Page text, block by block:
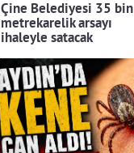
Çine Belediyesi 35 bin
metrekarelik arsayı
ihaleyle satacak